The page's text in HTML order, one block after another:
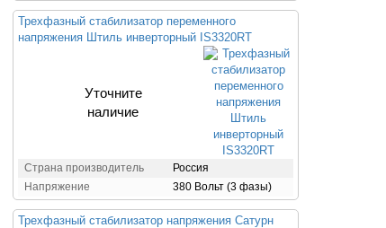
Трехфазный стабилизатор переменного
напряжения Штиль инверторный IS3320RT
Уточните
наличие
Страна производитель
Россия
Напряжение
380 Вольт (3 фазы)
Трехфазный стабилизатор напряжения Сатурн